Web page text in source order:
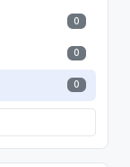
0
0
0